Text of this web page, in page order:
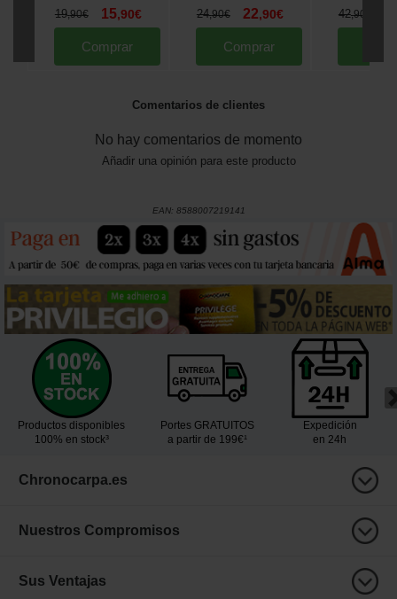
19,90€ 15,90€
Comprar
24,90€ 22,90€
Comprar
42,90
Comentarios de clientes
No hay comentarios de momento
Añadir una opinión para este producto
EAN: 8588007219141
Productos disponibles
100% en stock³
Portes GRATUITOS
a partir de 199€¹
Expedición
en 24h
Chronocarpa.es
Nuestros Compromisos
Sus Ventajas